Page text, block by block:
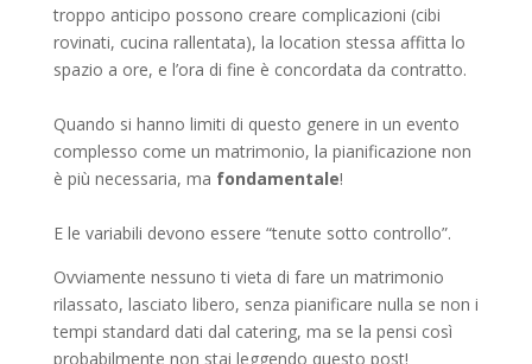
troppo anticipo possono creare complicazioni (cibi
rovinati, cucina rallentata), la location stessa affitta lo
spazio a ore, e l’ora di fine è concordata da contratto.
Quando si hanno limiti di questo genere in un evento
complesso come un matrimonio, la pianificazione non
è più necessaria, ma fondamentale!
E le variabili devono essere “tenute sotto controllo”.
Ovviamente nessuno ti vieta di fare un matrimonio
rilassato, lasciato libero, senza pianificare nulla se non i
tempi standard dati dal catering, ma se la pensi così
probabilmente non stai leggendo questo post!